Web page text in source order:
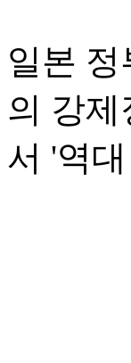
일본
의 강
서 '역